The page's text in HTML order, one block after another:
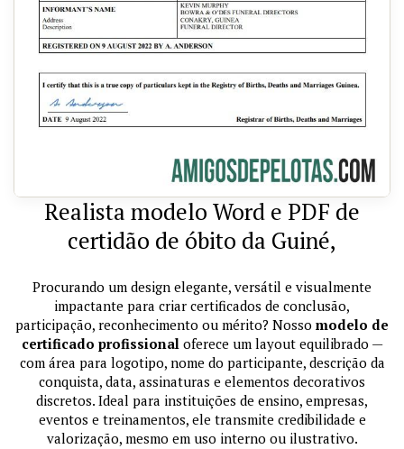
Realista modelo Word e PDF de
certidão de óbito da Guiné,
Procurando um design elegante, versátil e visualmente
impactante para criar certificados de conclusão,
participação, reconhecimento ou mérito? Nosso modelo de
certificado profissionaloferece um layout equilibrado —
com área para logotipo, nome do participante, descrição da
conquista, data, assinaturas e elementos decorativos
discretos. Ideal para instituições de ensino, empresas,
eventos e treinamentos, ele transmite credibilidade e
valorização, mesmo em uso interno ou ilustrativo.